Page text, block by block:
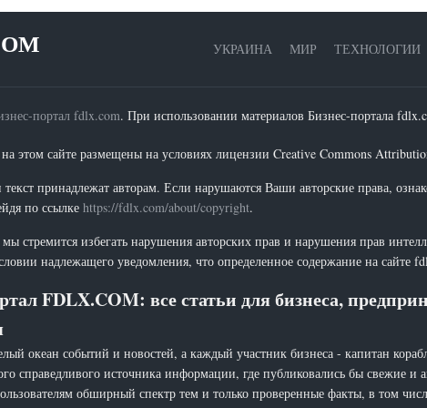
УКРАИНА МИР ТЕХНОЛОГИИ
портал fdlx.com. При использовании материалов Бизнес-портала
этом сайте размещены на условиях лицензии Creative Commons
принадлежат авторам. Если нарушаются Ваши авторские права,
по ссылке https://fdlx.com/about/copyright.
стремится избегать нарушения авторских прав и нарушения прав
надлежащего уведомления, что определенное содержание на сайте
FDLX.COM: все статьи для бизнеса,
океан событий и новостей, а каждый участник бизнеса - капитан
справедливого источника информации, где публиковались бы свежие и
обширный спектр тем и только проверенные факты, в том